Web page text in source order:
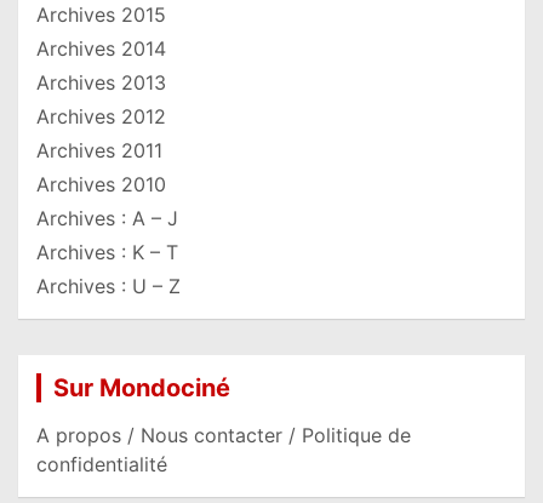
Archives 2015
Archives 2014
Archives 2013
Archives 2012
Archives 2011
Archives 2010
Archives : A – J
Archives : K – T
Archives : U – Z
Sur Mondociné
A propos / Nous contacter / Politique de
confidentialité